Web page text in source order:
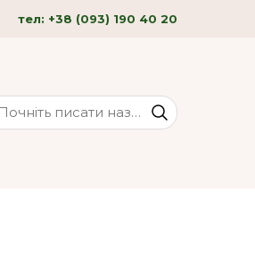
тел: +38 (093) 190 40 20